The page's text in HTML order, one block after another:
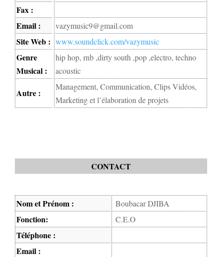
Fax :
Email :
vazymusic9@gmail.com
Site Web : www.soundclick.com/vazymusic
Genre
Musical :
hip hop, rnb ,dirty south ,pop ,electro, techno
acoustic
Autre :
Management, Communication, Clips Vidéos,
Marketing et l’élaboration de projets
CONTACT
Nom et Prénom : Boubacar DJIBA
Fonction: C.E.O
Téléphone :
Email :